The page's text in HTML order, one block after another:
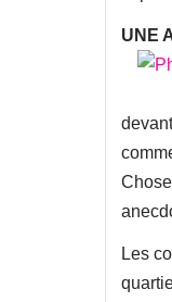
UNE
Les